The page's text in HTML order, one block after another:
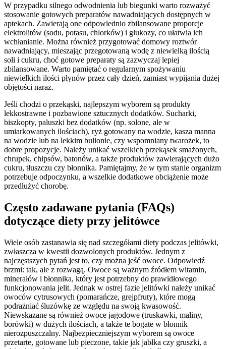
W przypadku silnego odwodnienia lub biegunki warto rozważyć
stosowanie gotowych preparatów nawadniających dostępnych w
aptekach. Zawierają one odpowiednio zbilansowane proporcje
elektrolitów (sodu, potasu, chlorków) i glukozy, co ułatwia ich
wchłanianie. Można również przygotować domowy roztwór
nawadniający, mieszając przegotowaną wodę z niewielką ilością
soli i cukru, choć gotowe preparaty są zazwyczaj lepiej
zbilansowane. Warto pamiętać o regularnym spożywaniu
niewielkich ilości płynów przez cały dzień, zamiast wypijania dużej
objętości naraz.
Jeśli chodzi o przekąski, najlepszym wyborem są produkty
lekkostrawne i pozbawione sztucznych dodatków. Sucharki,
biszkopty, paluszki bez dodatków (np. solone, ale w
umiarkowanych ilościach), ryż gotowany na wodzie, kasza manna
na wodzie lub na lekkim bulionie, czy wspomniany twarożek, to
dobre propozycje. Należy unikać wszelkich przekąsek smażonych,
chrupek, chipsów, batonów, a także produktów zawierających dużo
cukru, tłuszczu czy błonnika. Pamiętajmy, że w tym stanie organizm
potrzebuje odpoczynku, a wszelkie dodatkowe obciążenie może
przedłużyć chorobę.
Często zadawane pytania (FAQs)
dotyczące diety przy jelitówce
Wiele osób zastanawia się nad szczegółami diety podczas jelitówki,
zwłaszcza w kwestii dozwolonych produktów. Jednym z
najczęstszych pytań jest to, czy można jeść owoce. Odpowiedź
brzmi: tak, ale z rozwagą. Owoce są ważnym źródłem witamin,
minerałów i błonnika, który jest potrzebny do prawidłowego
funkcjonowania jelit. Jednak w ostrej fazie jelitówki należy unikać
owoców cytrusowych (pomarańcze, grejpfruty), które mogą
podrażniać śluzówkę ze względu na swoją kwasowość.
Niewskazane są również owoce jagodowe (truskawki, maliny,
borówki) w dużych ilościach, a także te bogate w błonnik
nierozpuszczalny. Najbezpieczniejszym wyborem są owoce
przetarte, gotowane lub pieczone, takie jak jabłka czy gruszki, a